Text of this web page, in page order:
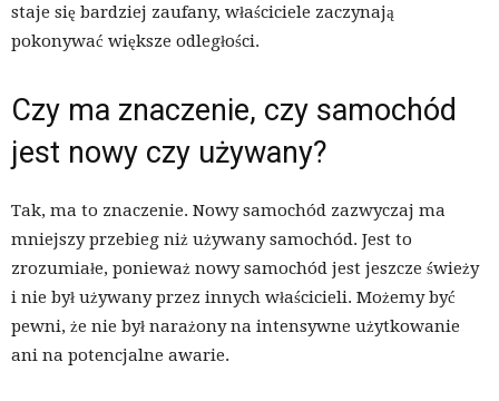
staje się bardziej zaufany, właściciele zaczynają
pokonywać większe odległości.
Czy ma znaczenie, czy samochód
jest nowy czy używany?
Tak, ma to znaczenie. Nowy samochód zazwyczaj ma
mniejszy przebieg niż używany samochód. Jest to
zrozumiałe, ponieważ nowy samochód jest jeszcze świeży
i nie był używany przez innych właścicieli. Możemy być
pewni, że nie był narażony na intensywne użytkowanie
ani na potencjalne awarie.